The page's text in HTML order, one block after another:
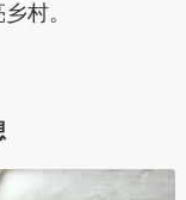
村。